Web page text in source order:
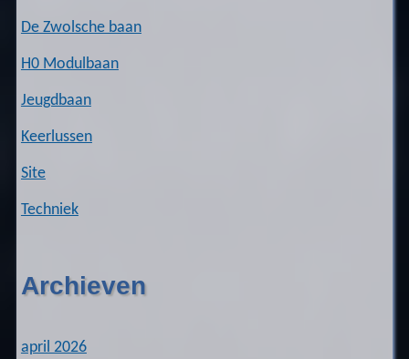
De Zwolsche baan
H0 Modulbaan
Jeugdbaan
Keerlussen
Site
Techniek
Archieven
april 2026